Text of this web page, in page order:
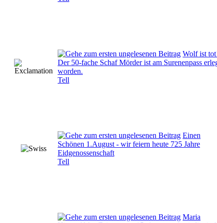
Wolf ist
Der 50-fache Schaf Mörder ist am Surenenpass
worden.
Tell
Einen
Schönen 1.August - wir feiern heute 725 Jahre
Eidgenossenschaft
Tell
Maria